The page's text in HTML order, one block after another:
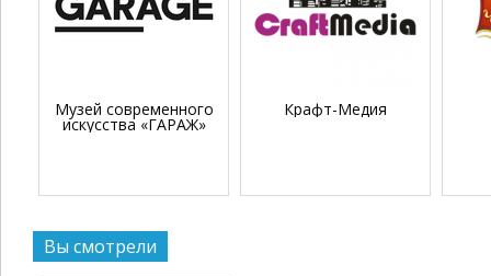
Музей современного
искусства «ГАРАЖ»
Крафт-Медия
Вы смотрели